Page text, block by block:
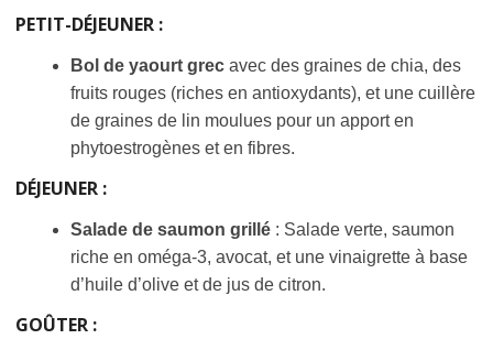
PETIT-DÉJEUNER :
Bol de yaourt grec avec des graines de chia, des
fruits rouges (riches en antioxydants), et une cuillère
de graines de lin moulues pour un apport en
phytoestrogènes et en fibres.
DÉJEUNER :
Salade de saumon grillé : Salade verte, saumon
riche en oméga-3, avocat, et une vinaigrette à base
d’huile d’olive et de jus de citron.
GOÛTER :